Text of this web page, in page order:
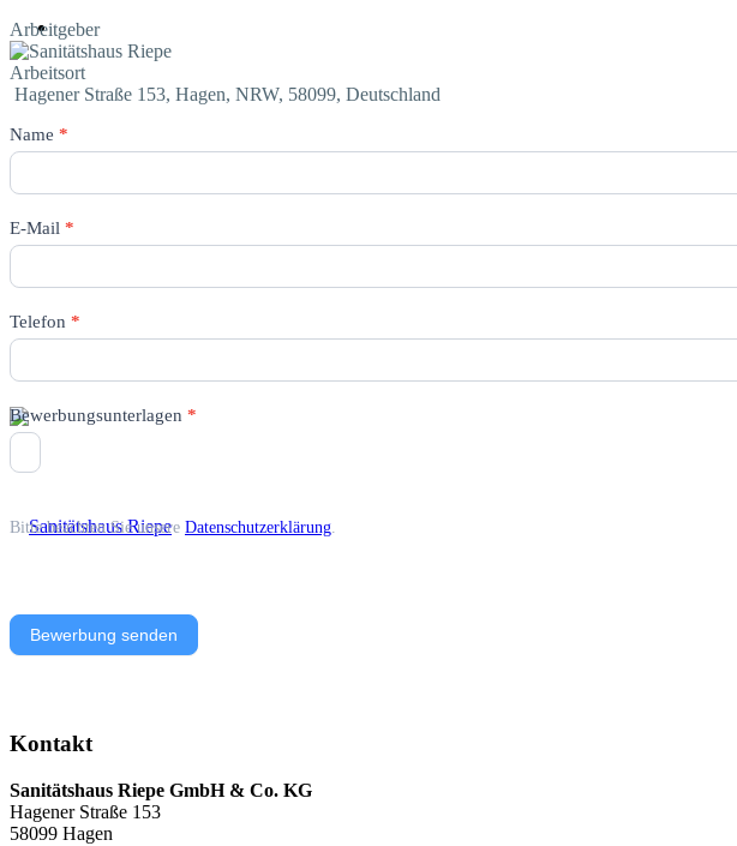
Arbeitgeber
Arbeitsort
Hagener Straße 153, Hagen, NRW, 58099, Deutschland
Bewerbungsformular
Name *
E-Mail *
Telefon *
Bewerbungsunterlagen *
Bitte beachten Sie unsere Datenschutzerklärung
Bewerbung senden
Kontakt
Sanitätshaus Riepe GmbH & Co. KG
Hagener Straße 153
58099 Hagen